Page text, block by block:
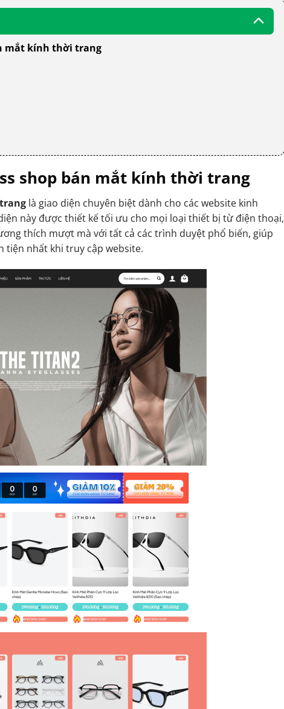
mắt kính thời trang
shop bán mắt kính thời trang
là giao diện chuyên biệt dành cho các website kinh
này được thiết kế tối ưu cho mọi loại thiết bị từ điện thoại,
thích mượt mà với tất cả các trình duyệt phổ biến, giúp
tiện nhất khi truy cập website.